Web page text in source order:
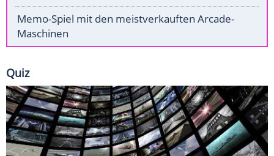
Memo-Spiel mit den meistverkauften Arcade-
Maschinen
Quiz